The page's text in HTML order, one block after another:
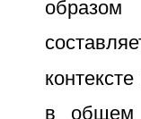
в общем